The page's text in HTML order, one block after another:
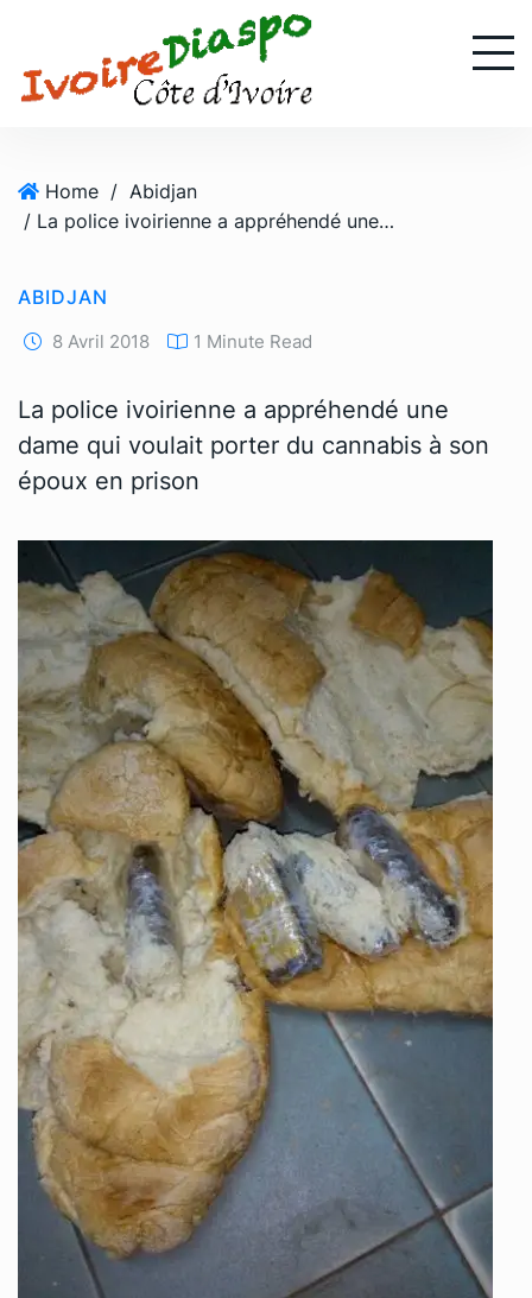
Home / Abidjan
/ La police ivoirienne a appréhendé une dame qui voulait porter du cannabis à son époux en prison
ABIDJAN
8 Avril 2018 1 Minute Read
La police ivoirienne a appréhendé une
dame qui voulait porter du cannabis à son
époux en prison